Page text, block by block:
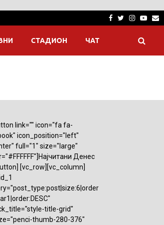
Facebook
Twitter
СТАДИОН ЧАТ
link="" icon="fa fa-
icon_position="left"
full="1" size="large"
Денес
[vc_row][vc_column]
title-grid"
thumb-280-376"